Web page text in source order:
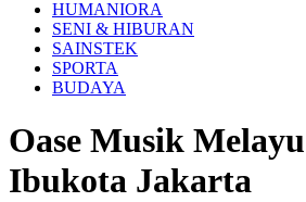
HUMANIORA
SENI & HIBURAN
SAINSTEK
SPORTA
BUDAYA
Oase Musik
Ibukota Jakarta